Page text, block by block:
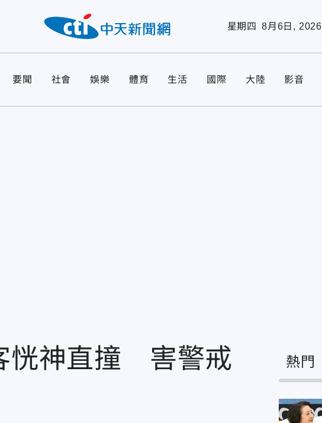
星期四 8月6日, 2026
要聞 社會 娛樂 體育 生活 國際 大陸 影音
恍神直撞 害警戒
熱門